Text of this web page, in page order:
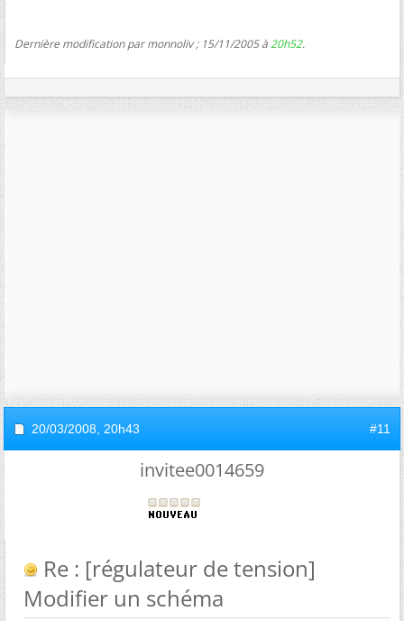
Dernière modification par monnoliv ; 15/11/2005 à20h52.
20/03/2008, 20h43 #11
invitee0014659
Re : [régulateur de tension]
Modifier un schéma